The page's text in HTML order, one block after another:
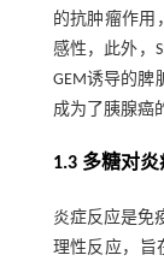
的抗肿瘤作用
感性，此外，
GEM诱导的脾
成为了胰腺癌
1.3 多糖对
炎症反应是免
理性反应，旨